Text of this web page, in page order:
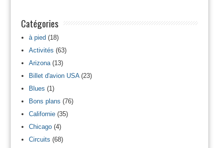
Catégories
à pied(18)
Activités (63)
Arizona(13)
Billet d'avion USA(23)
Blues (1)
Bons plans (76)
Californie(35)
Chicago(4)
Circuits (68)